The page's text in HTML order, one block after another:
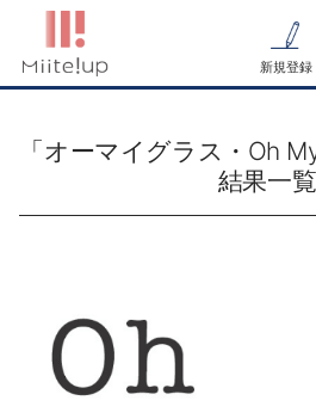
テ
新規登録
「オーマイグラス・Oh
結果一覧